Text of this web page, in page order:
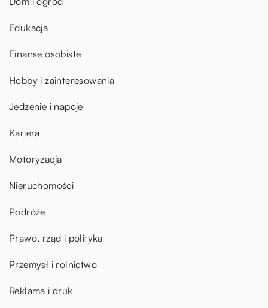
Edukacja
Finanse osobiste
Hobby i zainteresowania
Jedzenie i napoje
Kariera
Motoryzacja
Nieruchomości
Podróże
Prawo, rząd i polityka
Przemysł i rolnictwo
Reklama i druk